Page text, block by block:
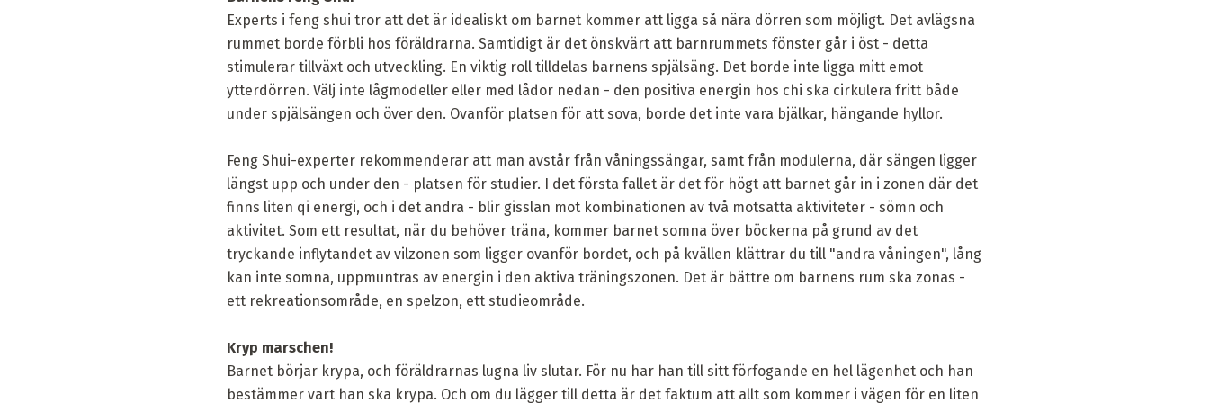
Experts i feng shui tror att det är idealiskt om barnet kommer att ligga så nära dörren som möjligt. Det avlägsna
rummet borde förbli hos föräldrarna. Samtidigt är det önskvärt att barnrummets fönster går i öst - detta
stimulerar tillväxt och utveckling. En viktig roll tilldelas barnens spjälsäng. Det borde inte ligga mitt emot
ytterdörren. Välj inte lågmodeller eller med lådor nedan - den positiva energin hos chi ska cirkulera fritt både
under spjälsängen och över den. Ovanför platsen för att sova, borde det inte vara bjälkar, hängande hyllor.
Feng Shui-experter rekommenderar att man avstår från våningssängar, samt från modulerna, där sängen ligger
längst upp och under den - platsen för studier. I det första fallet är det för högt att barnet går in i zonen där det
finns liten qi energi, och i det andra - blir gisslan mot kombinationen av två motsatta aktiviteter - sömn och
aktivitet. Som ett resultat, när du behöver träna, kommer barnet somna över böckerna på grund av det
tryckande inflytandet av vilzonen som ligger ovanför bordet, och på kvällen klättrar du till "andra våningen", lång
kan inte somna, uppmuntras av energin i den aktiva träningszonen. Det är bättre om barnens rum ska zonas -
ett rekreationsområde, en spelzon, ett studieområde.
Kryp marschen!
Barnet börjar krypa, och föräldrarnas lugna liv slutar. För nu har han till sitt förfogande en hel lägenhet och han
bestämmer vart han ska krypa. Och om du lägger till detta är det faktum att allt som kommer i vägen för en liten